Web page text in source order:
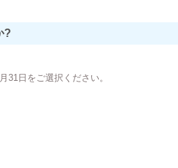
?
31日をご選択ください。